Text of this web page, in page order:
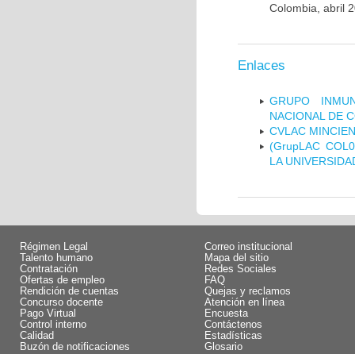
Colombia, abril
Enlaces
GRUPO
NACIONAL DE
CVLAC
(GrupLAC
LA
Régimen Legal
Talento humano
Contratación
Ofertas de empleo
Rendición de cuentas
Concurso docente
Pago Virtual
Control interno
Calidad
Buzón de notificaciones
Correo institucional
Mapa del sitio
Redes Sociales
FAQ
Quejas y reclamos
Atención en línea
Encuesta
Contáctenos
Estadísticas
Glosario